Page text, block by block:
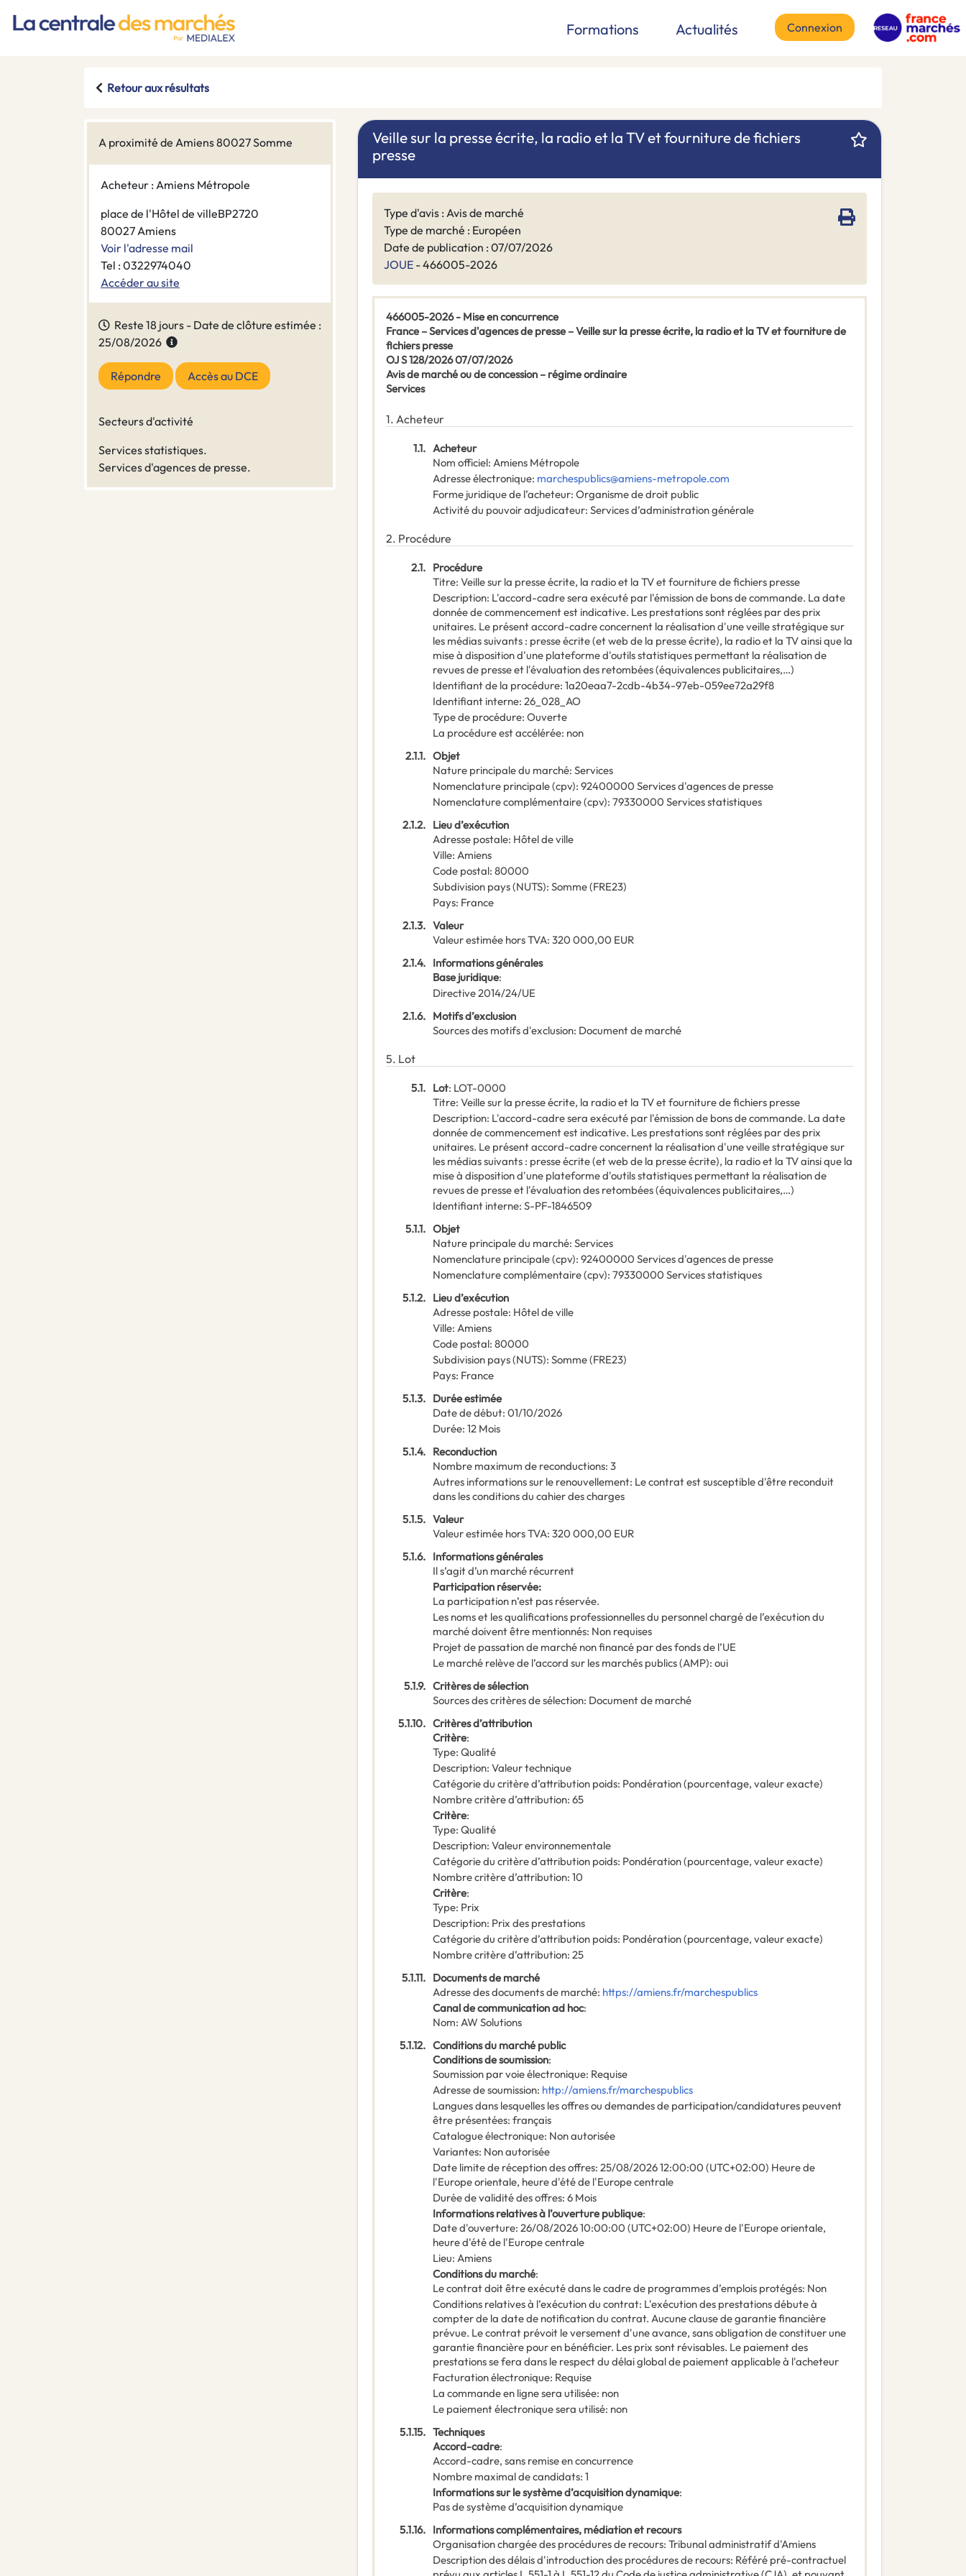
Formations Actualités Connexion
Retour aux résultats
A proximité de Amiens 80027 Somme
Acheteur : Amiens Métropole
place de l'Hôtel de villeBP2720
80027 Amiens
Voir l'adresse mail
Tel : 0322974040
Accéder au site
Reste 18 jours - Date de clôture estimée :
25/08/2026
Répondre Accès au DCE
Secteurs d'activité
Services statistiques.
Services d'agences de presse.
Veille sur la presse écrite, la radio et la TV et fourniture de fichiers
presse
Type d'avis : Avis de marché
Type de marché : Européen
Date de publication : 07/07/2026
JOUE - 466005-2026
466005-2026 - Mise en concurrence
France – Services d'agences de presse – Veille sur la presse écrite, la radio et la TV et fourniture de
fichiers presse
OJ S 128/2026 07/07/2026
Avis de marché ou de concession – régime ordinaire
Services
1. Acheteur
1.1. Acheteur
Nom officiel: Amiens Métropole
Adresse électronique: marchespublics@amiens-metropole.com
Forme juridique de l’acheteur: Organisme de droit public
Activité du pouvoir adjudicateur: Services d’administration générale
2. Procédure
2.1. Procédure
Titre: Veille sur la presse écrite, la radio et la TV et fourniture de fichiers presse
Description: L'accord-cadre sera exécuté par l'émission de bons de commande. La date
donnée de commencement est indicative. Les prestations sont réglées par des prix
unitaires. Le présent accord-cadre concernent la réalisation d'une veille stratégique sur
les médias suivants : presse écrite (et web de la presse écrite), la radio et la TV ainsi que la
mise à disposition d'une plateforme d'outils statistiques permettant la réalisation de
revues de presse et l'évaluation des retombées (équivalences publicitaires,…)
Identifiant de la procédure: 1a20eaa7-2cdb-4b34-97eb-059ee72a29f8
Identifiant interne: 26_028_AO
Type de procédure: Ouverte
La procédure est accélérée: non
2.1.1. Objet
Nature principale du marché: Services
Nomenclature principale(cpv): 92400000 Services d'agences de presse
Nomenclature complémentaire(cpv): 79330000 Services statistiques
2.1.2. Lieu d’exécution
Adresse postale: Hôtel de ville
Ville: Amiens
Code postal: 80000
Subdivision pays (NUTS): Somme(FRE23)
Pays: France
2.1.3. Valeur
Valeur estimée hors TVA: 320 000,00 EUR
2.1.4. Informations générales
Base juridique:
Directive 2014/24/UE
2.1.6. Motifs d’exclusion
Sources des motifs d'exclusion: Document de marché
5. Lot
5.1. Lot: LOT-0000
Titre: Veille sur la presse écrite, la radio et la TV et fourniture de fichiers presse
Description: L'accord-cadre sera exécuté par l'émission de bons de commande. La date
donnée de commencement est indicative. Les prestations sont réglées par des prix
unitaires. Le présent accord-cadre concernent la réalisation d'une veille stratégique sur
les médias suivants : presse écrite (et web de la presse écrite), la radio et la TV ainsi que la
mise à disposition d'une plateforme d'outils statistiques permettant la réalisation de
revues de presse et l'évaluation des retombées (équivalences publicitaires,…)
Identifiant interne: S-PF-1846509
5.1.1. Objet
Nature principale du marché: Services
Nomenclature principale(cpv): 92400000 Services d'agences de presse
Nomenclature complémentaire(cpv): 79330000 Services statistiques
5.1.2. Lieu d’exécution
Adresse postale: Hôtel de ville
Ville: Amiens
Code postal: 80000
Subdivision pays (NUTS): Somme(FRE23)
Pays: France
5.1.3. Durée estimée
Date de début: 01/10/2026
Durée: 12 Mois
5.1.4. Reconduction
Nombre maximum de reconductions: 3
Autres informations sur le renouvellement: Le contrat est susceptible d'être reconduit
dans les conditions du cahier des charges
5.1.5. Valeur
Valeur estimée hors TVA: 320 000,00 EUR
5.1.6. Informations générales
Il s’agit d’un marché récurrent
Participation réservée:
La participation n’est pas réservée.
Les noms et les qualifications professionnelles du personnel chargé de l’exécution du
marché doivent être mentionnés: Non requises
Projet de passation de marché non financé par des fonds de l’UE
Le marché relève de l’accord sur les marchés publics (AMP): oui
5.1.9. Critères de sélection
Sources des critères de sélection: Document de marché
5.1.10. Critères d’attribution
Critère:
Type: Qualité
Description: Valeur technique
Catégorie du critère d’attribution poids: Pondération (pourcentage, valeur exacte)
Nombre critère d’attribution: 65
Critère:
Type: Qualité
Description: Valeur environnementale
Catégorie du critère d’attribution poids: Pondération (pourcentage, valeur exacte)
Nombre critère d’attribution: 10
Critère:
Type: Prix
Description: Prix des prestations
Catégorie du critère d’attribution poids: Pondération (pourcentage, valeur exacte)
Nombre critère d’attribution: 25
5.1.11. Documents de marché
Adresse des documents de marché: https://amiens.fr/marchespublics
Canal de communication ad hoc:
Nom: AW Solutions
5.1.12. Conditions du marché public
Conditions de soumission:
Soumission par voie électronique: Requise
Adresse de soumission: http://amiens.fr/marchespublics
Langues dans lesquelles les offres ou demandes de participation/candidatures peuvent
être présentées: français
Catalogue électronique: Non autorisée
Variantes: Non autorisée
Date limite de réception des offres: 25/08/202612:00:00 (UTC+02:00) Heure de
l'Europe orientale, heure d'été de l'Europe centrale
Durée de validité des offres: 6 Mois
Informations relatives à l’ouverture publique:
Date d'ouverture: 26/08/202610:00:00 (UTC+02:00) Heure de l'Europe orientale,
heure d'été de l'Europe centrale
Lieu: Amiens
Conditions du marché:
Le contrat doit être exécuté dans le cadre de programmes d’emplois protégés: Non
Conditions relatives à l’exécution du contrat: L'exécution des prestations débute à
compter de la date de notification du contrat. Aucune clause de garantie financière
prévue. Le contrat prévoit le versement d'une avance, sans obligation de constituer une
garantie financière pour en bénéficier. Les prix sont révisables. Le paiement des
prestations se fera dans le respect du délai global de paiement applicable à l'acheteur
Facturation électronique: Requise
La commande en ligne sera utilisée: non
Le paiement électronique sera utilisé: non
5.1.15. Techniques
Accord-cadre:
Accord-cadre, sans remise en concurrence
Nombre maximal de candidats: 1
Informations sur le système d’acquisition dynamique:
Pas de système d’acquisition dynamique
5.1.16. Informations complémentaires, médiation et recours
Organisation chargée des procédures de recours: Tribunal administratif d'Amiens
Description des délais d'introduction des procédures de recours: Référé pré-contractuel